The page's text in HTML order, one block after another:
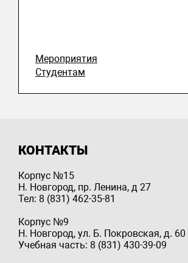
Мероприятия
Студентам
КОНТАКТЫ
Корпус №15
Н. Новгород, пр. Ленина, д 27
Тел: 8 (831) 462-35-81
Корпус №9
Н. Новгород, ул. Б. Покровская, д. 60
Учебная часть: 8 (831) 430-39-09